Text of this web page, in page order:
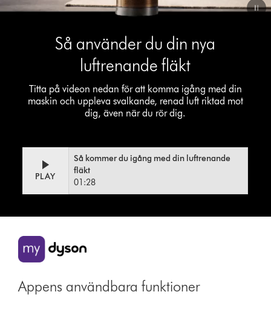
Så använder du din nya
luftrenande fläkt
Titta på videon nedan för att komma igång med din
maskin och uppleva svalkande, renad luft riktad mot
dig, även när du rör dig.
Transcript
videoPLAY
Så kommer du igång med din luftrenande
fläkt
01:28
Appens användbara funktioner